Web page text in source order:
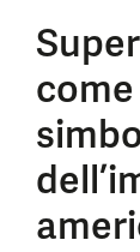
come